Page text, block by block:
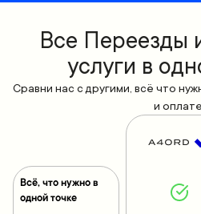
Все Переезды
услуги в
Сравни нас с другими, всё что
и оплате.
Всё, что нужно в
одной точке